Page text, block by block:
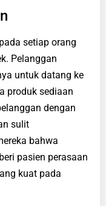
setiap orang
Pelanggan
untuk datang ke
produk sediaan
dengan
sulit
bahwa
pasien perasaan
kuat pada